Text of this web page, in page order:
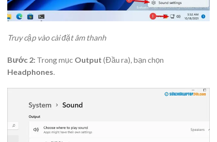
Truy cập vào cài đặt âm thanh
Bước 2: Trong mục Output (Đầu ra), bạn chọn
Headphones.